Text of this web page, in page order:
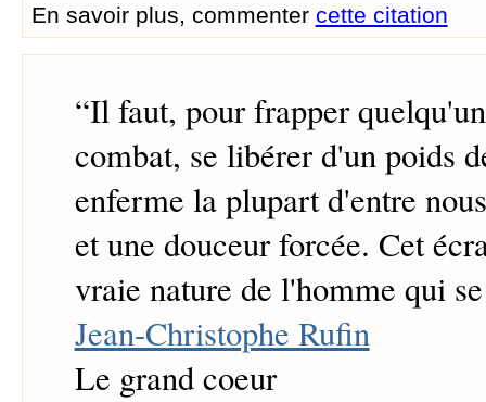
En savoir plus, commenter cette citation
“Il faut, pour frapper
combat, se libérer d'un poids
enferme la plupart d'entre
et une douceur forcée. Cet
vraie nature de l'homme qui
Jean-Christophe Rufin
Le grand coeur